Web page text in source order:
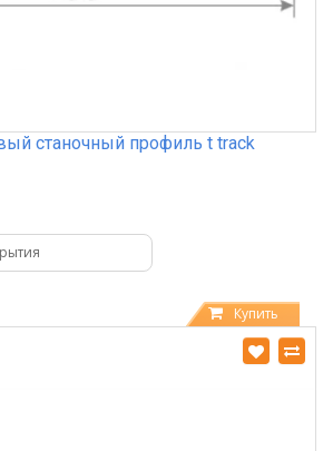
станочный профиль t track
Купить